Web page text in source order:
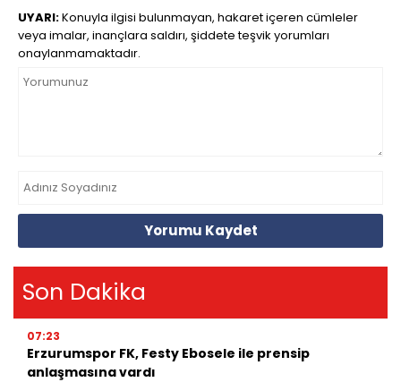
UYARI:Konuyla ilgisi bulunmayan, hakaret içeren cümleler
veya imalar, inançlara saldırı, şiddete teşvik yorumları
onaylanmamaktadır.
Yorumu Kaydet
Son Dakika
07:23
Erzurumspor FK, Festy Ebosele ile prensip
anlaşmasına vardı